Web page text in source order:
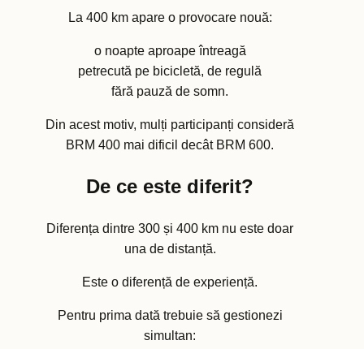
La 400 km apare o provocare nouă:
o noapte aproape întreagă
petrecută pe bicicletă, de regulă
fără pauză de somn.
Din acest motiv, mulți participanți consideră
BRM 400 mai dificil decât BRM 600.
De ce este diferit?
Diferența dintre 300 și 400 km nu este doar
una de distanță.
Este o diferență de experiență.
Pentru prima dată trebuie să gestionezi
simultan: